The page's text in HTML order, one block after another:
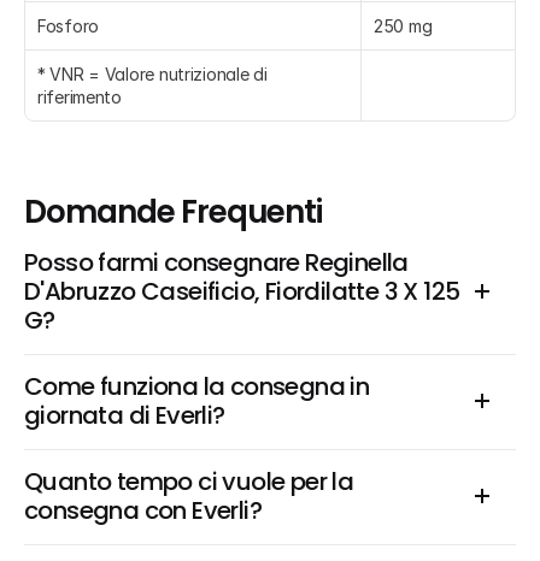
Fosforo 250 mg
* VNR = Valore nutrizionale di
riferimento
Domande Frequenti
Posso farmi consegnare Reginella
D'Abruzzo Caseificio, Fiordilatte 3 X 125
G?
Come funziona la consegna in
giornata di Everli?
Quanto tempo ci vuole per la
consegna con Everli?